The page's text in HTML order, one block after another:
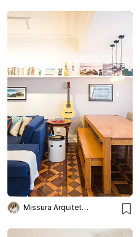
Missura Arquitetura